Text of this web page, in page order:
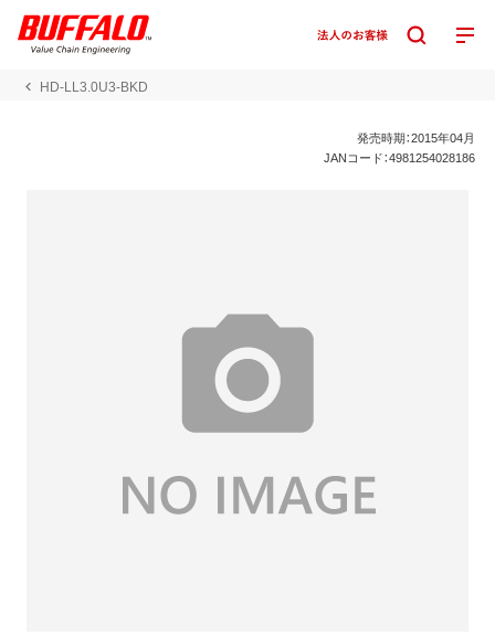
HD-LL3.0U3-BKD
発売時期：2015年04月
JANコード：4981254028186